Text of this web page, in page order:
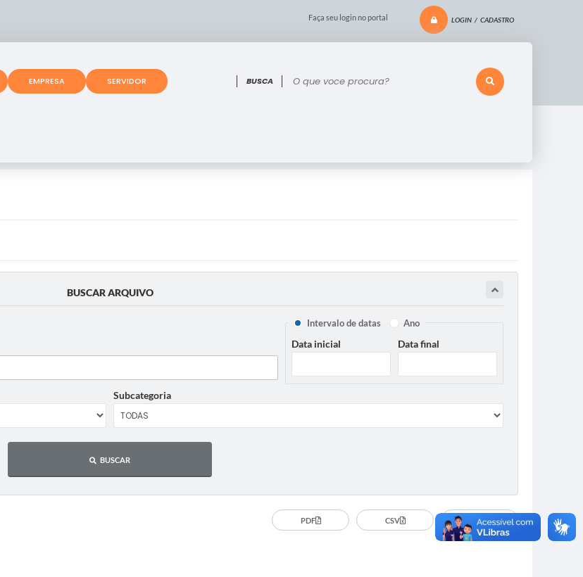
Faça seu login no portal LOGIN / CADASTRO
O que voce procura?
EMPRESA SERVIDOR
BUSCAR ARQUIVO
Intervalo de datas Ano
Data inicial Data final
Subcategoria
BUSCAR
PDF CSV Imprimir